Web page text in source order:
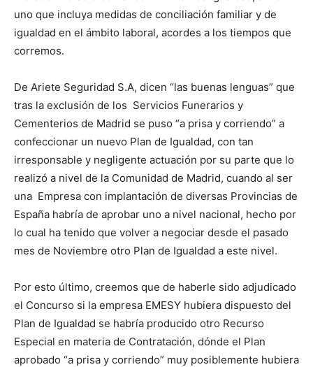
uno que incluya medidas de conciliación familiar y de
igualdad en el ámbito laboral, acordes a los tiempos que
corremos.
De Ariete Seguridad S.A, dicen “las buenas lenguas” que
tras la exclusión de los Servicios Funerarios y
Cementerios de Madrid se puso “a prisa y corriendo” a
confeccionar un nuevo Plan de Igualdad, con tan
irresponsable y negligente actuación por su parte que lo
realizó a nivel de la Comunidad de Madrid, cuando al ser
una Empresa con implantación de diversas Provincias de
España habría de aprobar uno a nivel nacional, hecho por
lo cual ha tenido que volver a negociar desde el pasado
mes de Noviembre otro Plan de Igualdad a este nivel.
Por esto último, creemos que de haberle sido adjudicado
el Concurso si la empresa EMESY hubiera dispuesto del
Plan de Igualdad se habría producido otro Recurso
Especial en materia de Contratación, dónde el Plan
aprobado “a prisa y corriendo” muy posiblemente hubiera